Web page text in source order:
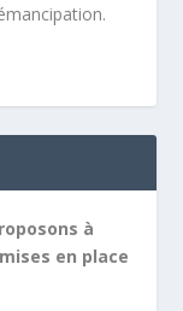
à
en place